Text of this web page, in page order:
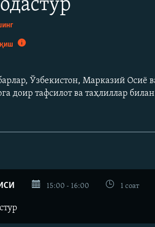
Ўзбекистон, Марказий Осиë
доир тафсилот ва таҳлиллар
15:00 - 16:00 1 соат